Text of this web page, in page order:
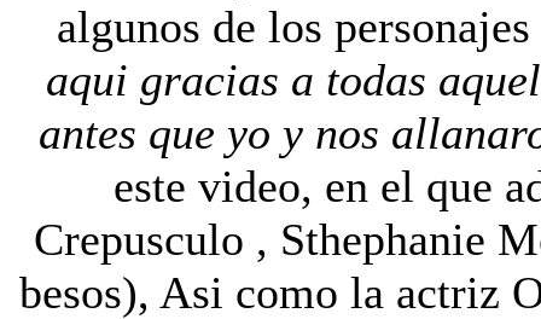
algunos de los
aqui gracias a todas
antes que yo y nos
este video, en el que
Crepusculo , Sthephanie
besos), Asi como la actriz